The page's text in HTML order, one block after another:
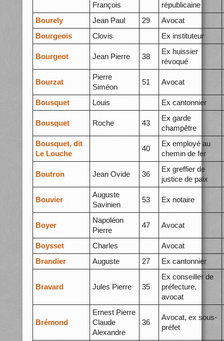
François
républicaine
Bourely
Jean Paul 29
Avocat
Bourgeois
Clovis Ex instituteur
Bourgeot Jean Pierre 38
Ex huissier
révoqué
Bourzat
Pierre
Siméon
51 Avocat
Bousquet Louis Ex cantonnier
Bousquet Roche 43
Ex garde
champêtre
Bousquet, dit
Le Louche
40
Ex employé au
chemin de fer
Boutron Jean Ovide 36
Ex greffier de
justice de paix
Bouvier
Auguste
Savinien
53 Ex notaire
Boyer
Napoléon
Pierre
47 Avocat
Boysset Charles
Avocat
Brandier
Auguste 27 Ex cantonnier
Bravard Jules Pierre 35
Ex conseiller de
préfecture,
avocat
Brémond
Ernest Pierre
Claude
Alexandre
36
Avocat, ex sous-
préfet